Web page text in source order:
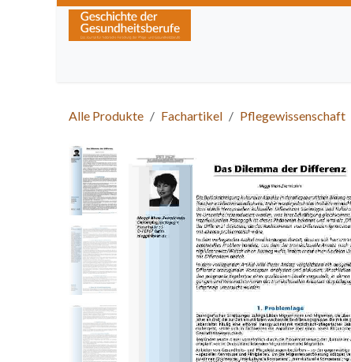
Zum Inhalt springen
Alle Produkte Fachartikel Pflegewissenschaft